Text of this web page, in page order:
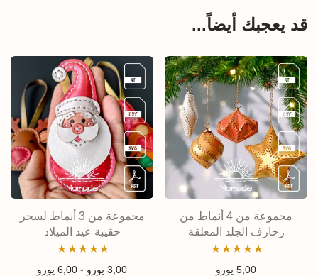
قد يعجبك أيضاً...
مجموعة من 3 أنماط لسحر
حقيبة عيد الميلاد
تم التقييم
3,00 يورو -
6,00 يورو
مجموعة من 4 أنماط من
زخارف الجلد المعلقة
تم التقييم
5,00 يورو